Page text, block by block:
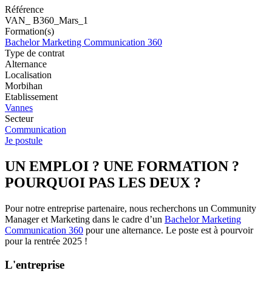
Référence
VAN_ B360_Mars_1
Formation(s)
Bachelor Marketing Communication 360
Type de contrat
Alternance
Localisation
Morbihan
Etablissement
Vannes
Secteur
Communication
Je postule
UN EMPLOI ? UNE FORMATION ?
POURQUOI PAS LES DEUX ?
Pour notre entreprise partenaire, nous recherchons un Community
Manager et Marketing dans le cadre d’un Bachelor Marketing
Communication 360 pour une alternance. Le poste est à pourvoir
pour la rentrée 2025 !
L'entreprise